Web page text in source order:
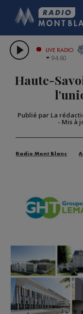
LES
GRAND
LIVE RADIO
94.60
Haute-
Publié par La
- Mis à
Radio Mont Blanc